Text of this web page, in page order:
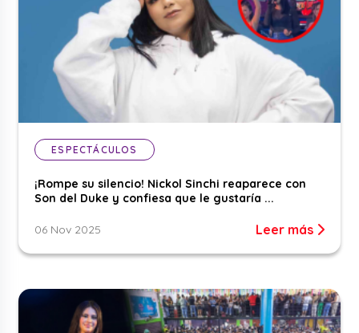
ESPECTÁCULOS
¡Rompe su silencio! Nickol Sinchi reaparece con
Son del Duke y confiesa que le gustaría ...
06 Nov 2025 Leer más